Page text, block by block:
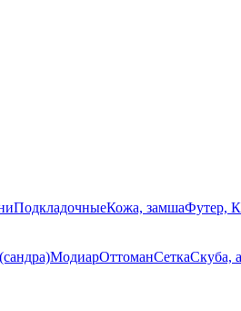
ПодкладочныеКожа, замшаФутер,
МодиарОттоманСеткаСкуба,